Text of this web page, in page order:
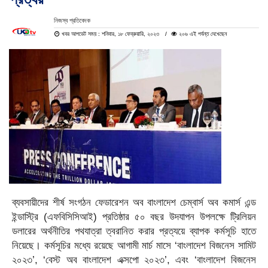
নিজস্ব প্রতিবেদক
খবর আপডেট সময় : শনিবার, ১৮ ফেব্রুয়ারি, ২০২৩ ২০৬ এই পর্যন্ত দেখেছেন
ব্যবসায়ীদের শীর্ষ সংগঠন ফেডারেশন অব বাংলাদেশ চেম্বার্স অব কমার্স এন্ড
ইন্ডাস্ট্রি (এফবিসিসিআই) প্রতিষ্ঠার ৫০ বছর উদযাপন উপলক্ষে ট্রিলিয়ন
ডলারের অর্থনীতির পথযাত্রা ত্বরানিত করার প্রত্যয়ে ব্যাপক কর্মসূচি হাতে
নিয়েছে। কর্মসূচির মধ্যে রয়েছে আগামী মার্চ মাসে ‘বাংলাদেশ বিজনেস সামিট
২০২৩’, ‘বেস্ট অব বাংলাদেশ এক্সপো ২০২৩’, এবং ‘বাংলাদেশ বিজনেস